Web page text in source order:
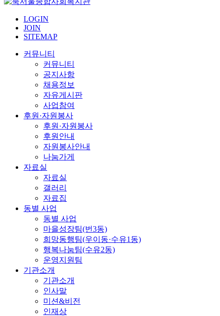
LOGIN
JOIN
SITEMAP
커뮤니티
커뮤니티
공지사항
채용정보
자유게시판
사업참여
후원·자원봉사
후원·자원봉사
후원안내
자원봉사안내
나눔가게
자료실
자료실
갤러리
자료집
동별 사업
동별 사업
마을성장팀(번3동)
희망동행팀(우이동·수유1동)
행복나눔팀(수유2동)
운영지원팀
기관소개
기관소개
인사말
미션&비전
인재상